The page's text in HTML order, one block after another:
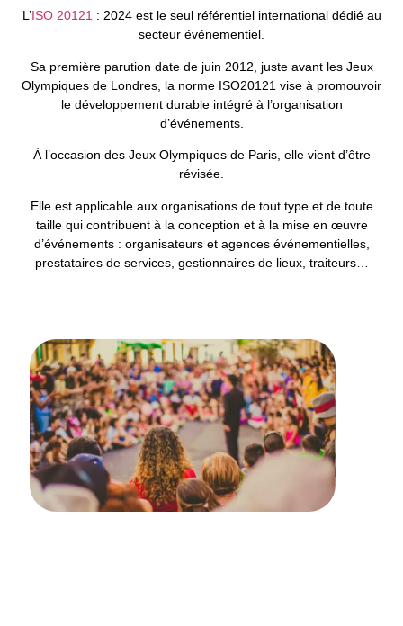
L’ISO 20121 : 2024 est le seul référentiel international dédié au
secteur événementiel.
Sa première parution date de juin 2012, juste avant les Jeux
Olympiques de Londres, la norme ISO20121 vise à promouvoir
le développement durable intégré à l’organisation
d’événements.
À l’occasion des Jeux Olympiques de Paris, elle vient d’être
révisée.
Elle est applicable aux organisations de tout type et de toute
taille qui contribuent à la conception et à la mise en œuvre
d’événements : organisateurs et agences événementielles,
prestataires de services, gestionnaires de lieux, traiteurs…